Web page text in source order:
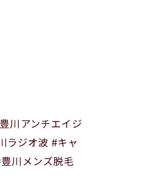
川アンチエイジ
ラジオ波 #キャ
川メンズ脱毛